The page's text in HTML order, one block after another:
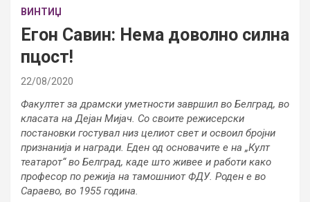
ВИНТИЏ
Егон Савин: Нема доволно силна
пцост!
22/08/2020
Факултет за драмски уметности завршил во Белград, во
класата на Дејан Мијач. Со своите режисерски
постановки гостувал низ целиот свет и освоил бројни
признанија и награди. Еден од основачите е на „Култ
театарот“ во Белград, каде што живее и работи како
професор по режија на тамошниот ФДУ. Роден е во
Сараево, во 1955 година.